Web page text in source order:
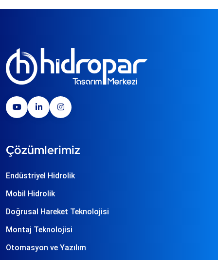
Çözümlerimiz
Endüstriyel Hidrolik
Mobil Hidrolik
Doğrusal Hareket Teknolojisi
Montaj Teknolojisi
Otomasyon ve Yazılım